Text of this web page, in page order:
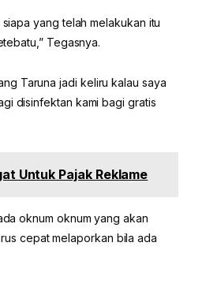
yang telah melakukan itu
Tegasnya.
Taruna jadi keliru kalau saya
disinfektan kami bagi gratis
Untuk Pajak Reklame
oknum oknum yang akan
cepat melaporkan bila ada